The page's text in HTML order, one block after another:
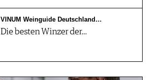
VINUM Weinguide Deutschland…
Die besten Winzer der…